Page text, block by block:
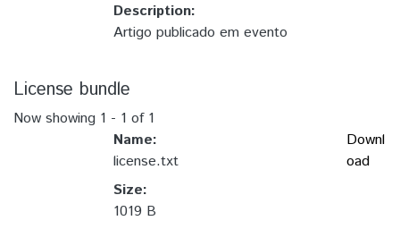
Description:
Artigo publicado em evento
License bundle
Now showing 1 - 1 of 1
Name:
license.txt
Size:
1019 B
Downl
oad